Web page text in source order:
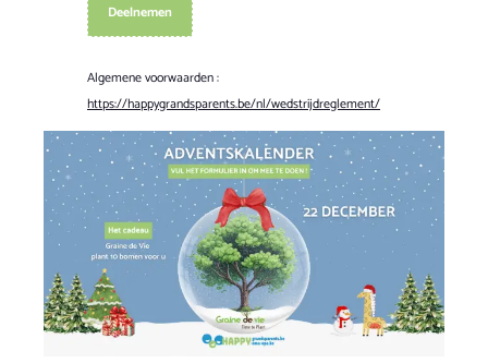
Deelnemen
Algemene voorwaarden :
https://happygrandsparents.be/nl/wedstrijdreglement/